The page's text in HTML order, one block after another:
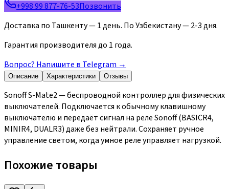
+998 99 877-76-53Позвонить
Доставка по Ташкенту — 1 день. По Узбекистану — 2-3 дня.
Гарантия производителя до 1 года.
Вопрос? Напишите в Telegram →
Описание Характеристики Отзывы
Sonoff S-Mate2 — беспроводной контроллер для физических
выключателей. Подключается к обычному клавишному
выключателю и передаёт сигнал на реле Sonoff (BASICR4,
MINIR4, DUALR3) даже без нейтрали. Сохраняет ручное
управление светом, когда умное реле управляет нагрузкой.
Похожие товары